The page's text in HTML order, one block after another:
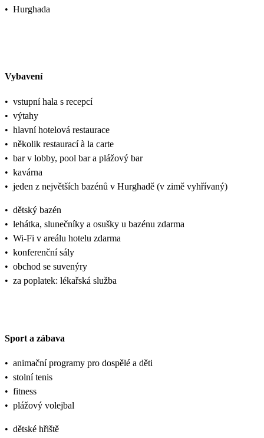
• Hurghada
Vybavení
• vstupní hala s recepcí
• výtahy
• hlavní hotelová restaurace
• několik restaurací à la carte
• bar v lobby, pool bar a plážový bar
• kavárna
• jeden z největších bazénů v Hurghadě (v zimě vyhřívaný)
• dětský bazén
• lehátka, slunečníky a osušky u bazénu zdarma
• Wi-Fi v areálu hotelu zdarma
• konferenční sály
• obchod se suvenýry
• za poplatek: lékařská služba
Sport a zábava
• animační programy pro dospělé a děti
• stolní tenis
• fitness
• plážový volejbal
• dětské hřiště